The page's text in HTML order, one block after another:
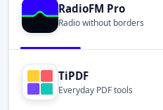
RadioFM Pro
Radio without borders
TiPDF
Everyday PDF tools